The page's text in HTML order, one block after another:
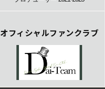
オフィシャルファンクラブ